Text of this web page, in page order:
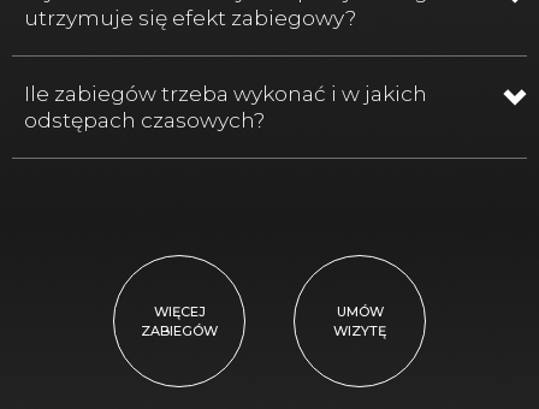
utrzymuje się efekt zabiegowy?
Ile zabiegów trzeba wykonać i w jakich
odstępach czasowych?
WIĘCEJ
ZABIEGÓW
UMÓW
WIZYTĘ